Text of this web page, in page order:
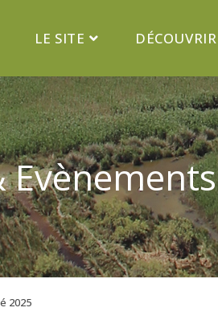
LE SITE DÉCOUVRIR
Evènements
2025